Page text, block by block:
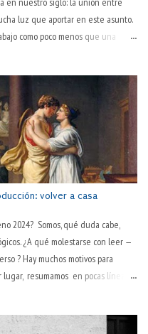
luz que aportar en este asunto.
como poco menos que una
ya poco habitual— así lo
cámbiatelo". El trabajo
¿es lo que consigue de modo
habitual pero no necesaria
corporalidad y temporalidad? Por
es el motor del trabajo" Así lo
volver a casa
2024? Somos, qué duda cabe,
¿A qué molestarse con leer —
? Hay muchos motivos para
resumamos en pocas líneas
de haber luchado diez años